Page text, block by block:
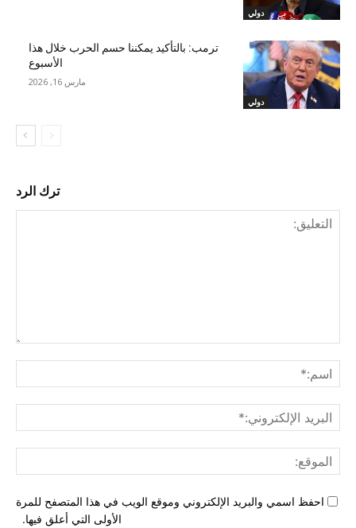
دولي
دولي
ترمب: بالتأكيد يمكننا حسم الحرب خلال هذا
الأسبوع
مارس 16, 2026
ترك الرد
احفظ اسمي والبريد الإلكتروني وموقع الويب في هذا المتصفح للمرة
الأولى التي أعلق فيها.